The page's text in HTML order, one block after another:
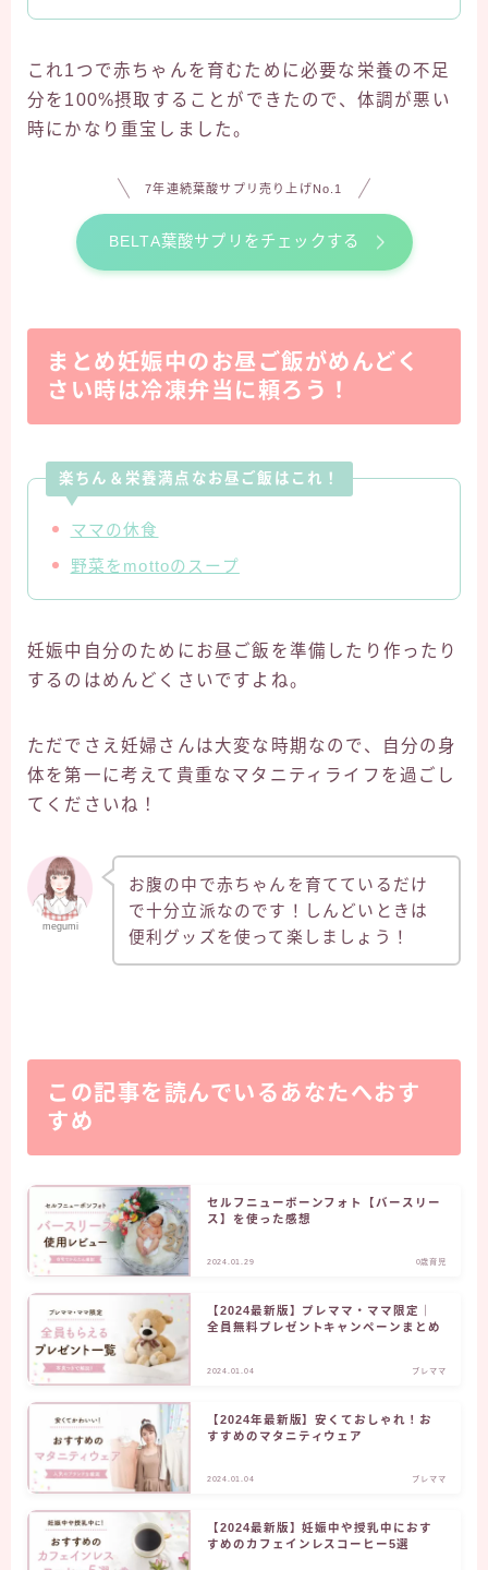
これ1つで赤ちゃんを育むために必要な栄養の不足
分を100%摂取することができたので、体調が悪い
時にかなり重宝しました。
7年連続葉酸サプリ売り上げNo.1
BELTA葉酸サプリをチェックする
まとめ妊娠中のお昼ご飯がめんどく
さい時は冷凍弁当に頼ろう！
楽ちん＆栄養満点なお昼ご飯はこれ！
ママの休食
野菜をmottoのスープ
妊娠中自分のためにお昼ご飯を準備したり作ったり
するのはめんどくさいですよね。
ただでさえ妊婦さんは大変な時期なので、自分の身
体を第一に考えて貴重なマタニティライフを過ごし
てくださいね！
megumi
お腹の中で赤ちゃんを育てているだけ
で十分立派なのです！しんどいときは
便利グッズを使って楽しましょう！
この記事を読んでいるあなたへおす
すめ
セルフニューボーンフォト【バースリー
ス】を使った感想
2024.01.29 0歳育児
【2024最新版】プレママ・ママ限定｜
全員無料プレゼントキャンペーンまとめ
2024.01.04 プレママ
【2024年最新版】安くておしゃれ！お
すすめのマタニティウェア
2024.01.04 プレママ
【2024最新版】妊娠中や授乳中におす
すめのカフェインレスコーヒー5選